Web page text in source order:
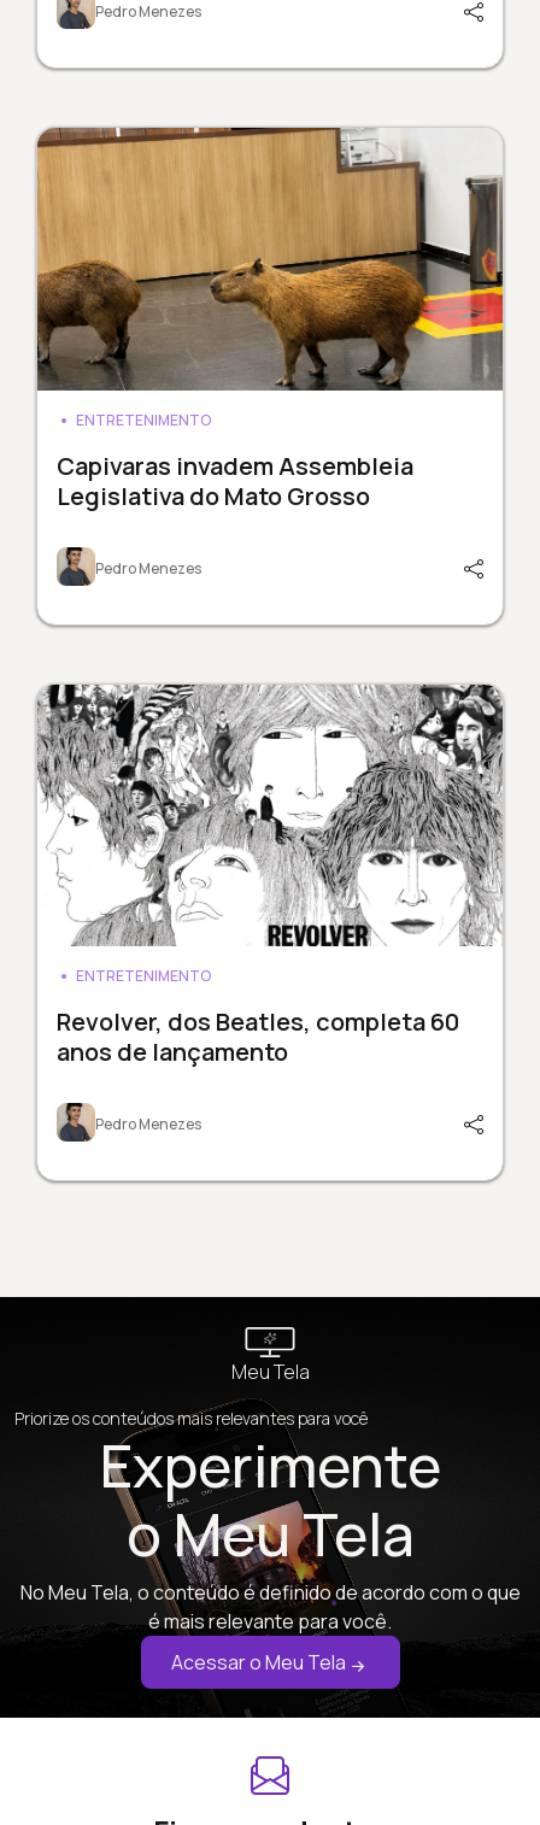
Pedro Menezes
ENTRETENIMENTO
Capivaras invadem Assembleia
Legislativa do Mato Grosso
Pedro Menezes
ENTRETENIMENTO
Revolver, dos Beatles, completa 60
anos de lançamento
Pedro Menezes
Meu Tela
Priorize os conteúdos mais relevantes para você
Experimente
o Meu Tela
No Meu Tela, o conteúdo é definido de acordo com o que
é mais relevante para você.
Acessar o Meu Tela